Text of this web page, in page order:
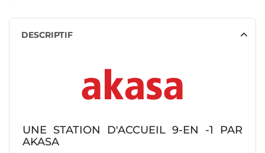
DESCRIPTIF
UNE STATION D'ACCUEIL 9-EN -1 PAR
AKASA